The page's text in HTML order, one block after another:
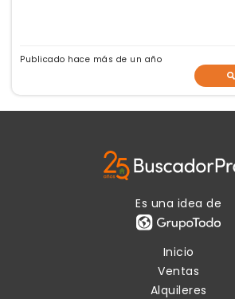
Publicado hace más de un año
Es una idea de
Inicio
Ventas
Alquileres